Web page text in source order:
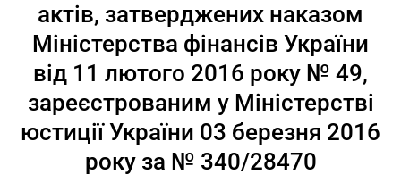
актів, затверджених наказом
Міністерства фінансів України
від 11 лютого 2016 року № 49,
зареєстрованим у Міністерстві
юстиції України 03 березня 2016
року за № 340/28470